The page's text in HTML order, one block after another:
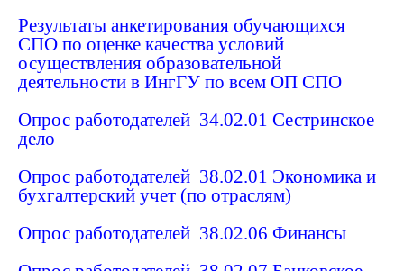
Результаты анкетирования обучающихся
СПО по оценке качества условий
осуществления образовательной
деятельности в ИнгГУ по всем ОП СПО
Опрос работодателей 34.02.01 Сестринское
дело
Опрос работодателей 38.02.01 Экономика и
бухгалтерский учет (по отраслям)
Опрос работодателей 38.02.06 Финансы